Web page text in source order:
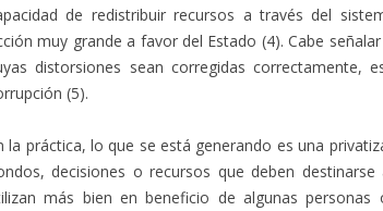
de redistribuir recursos a través del
muy grande a favor del Estado (4). Cabe
distorsiones sean corregidas correctamente,
(5).
la práctica, lo que se está generando es una
decisiones o recursos que deben
más bien en beneficio de algunas personas